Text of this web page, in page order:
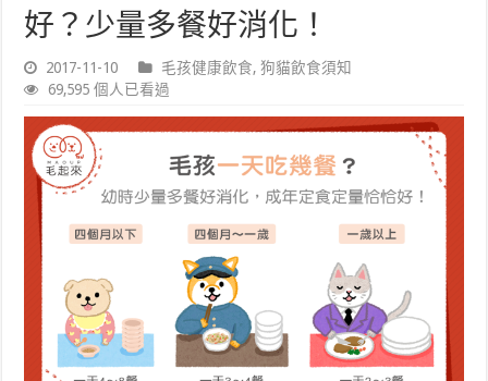
好？少量多餐好消化！
2017-11-10 毛孩健康飲食,狗貓飲食須知
69,595 個人已看過